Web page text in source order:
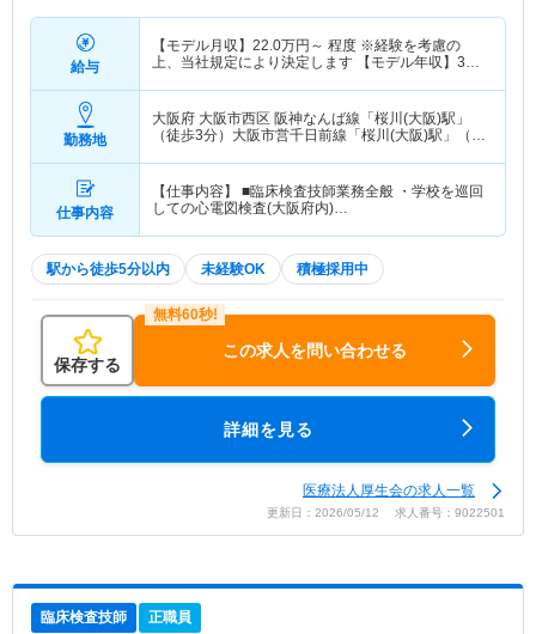
給与
【モデル月収】 22.0万円～ 程度 ※経験を考慮の
上、当社規定により決定します 【モデル年収】 320
勤務地
大阪府 大阪市西区 阪神なんば線「桜川(大阪)駅」
（徒歩3分）大阪市営千日前線「桜川(大阪)駅」（徒
仕事内容
【仕事内容】 ■臨床検査技師業務全般 ・学校を巡回
しての心電図検査(大阪府内)…
駅から徒歩5分以内 未経験OK 積極採用中
保存する
この求人を問い合わせる
詳細を見る
医療法人厚生会の求人一覧
更新日：2026/05/12 求人番号：9022501
臨床検査技師 正職員